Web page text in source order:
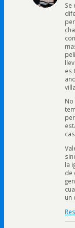
Se
es
la
de
un